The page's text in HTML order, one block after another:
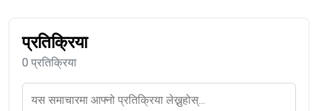
प्रतिक्रिया
0 प्रतिक्रिया